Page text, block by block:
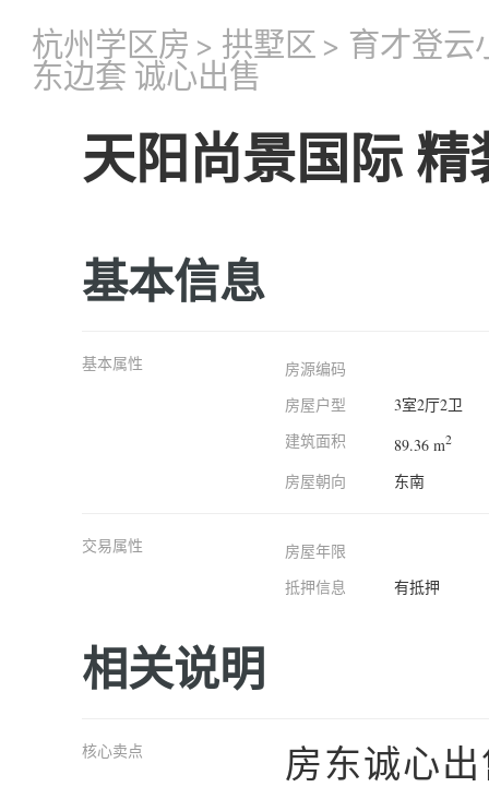
杭州学区房 > 拱墅区 > 育才登云
东边套 诚心出售
天阳尚景国际
基本信息
基本属性
房源编码
房屋户型
3室2厅2卫
建筑面积
89.36 m2
房屋朝向 东南
交易属性
房屋年限
抵押信息
有抵押
相关说明
核心卖点
房东诚心